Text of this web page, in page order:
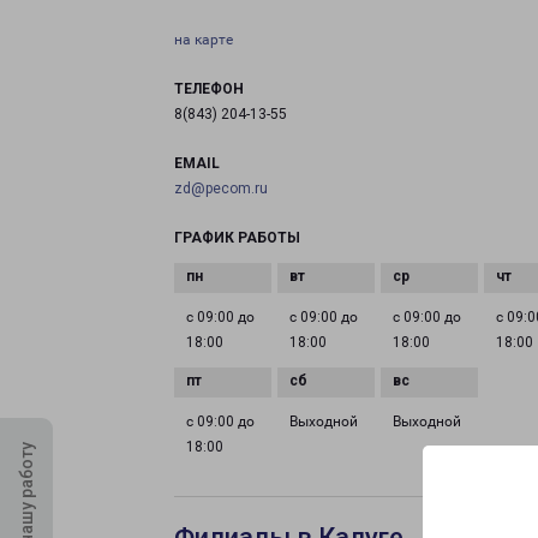
на карте
ТЕЛЕФОН
8(843) 204-13-55
EMAIL
zd@pecom.ru
ГРАФИК РАБОТЫ
с 09:00 до
18:00
с 09:00 до
18:00
с 09:00 до
18:00
с
18:00
с 09:00 до
18:00
Выходной Выходной